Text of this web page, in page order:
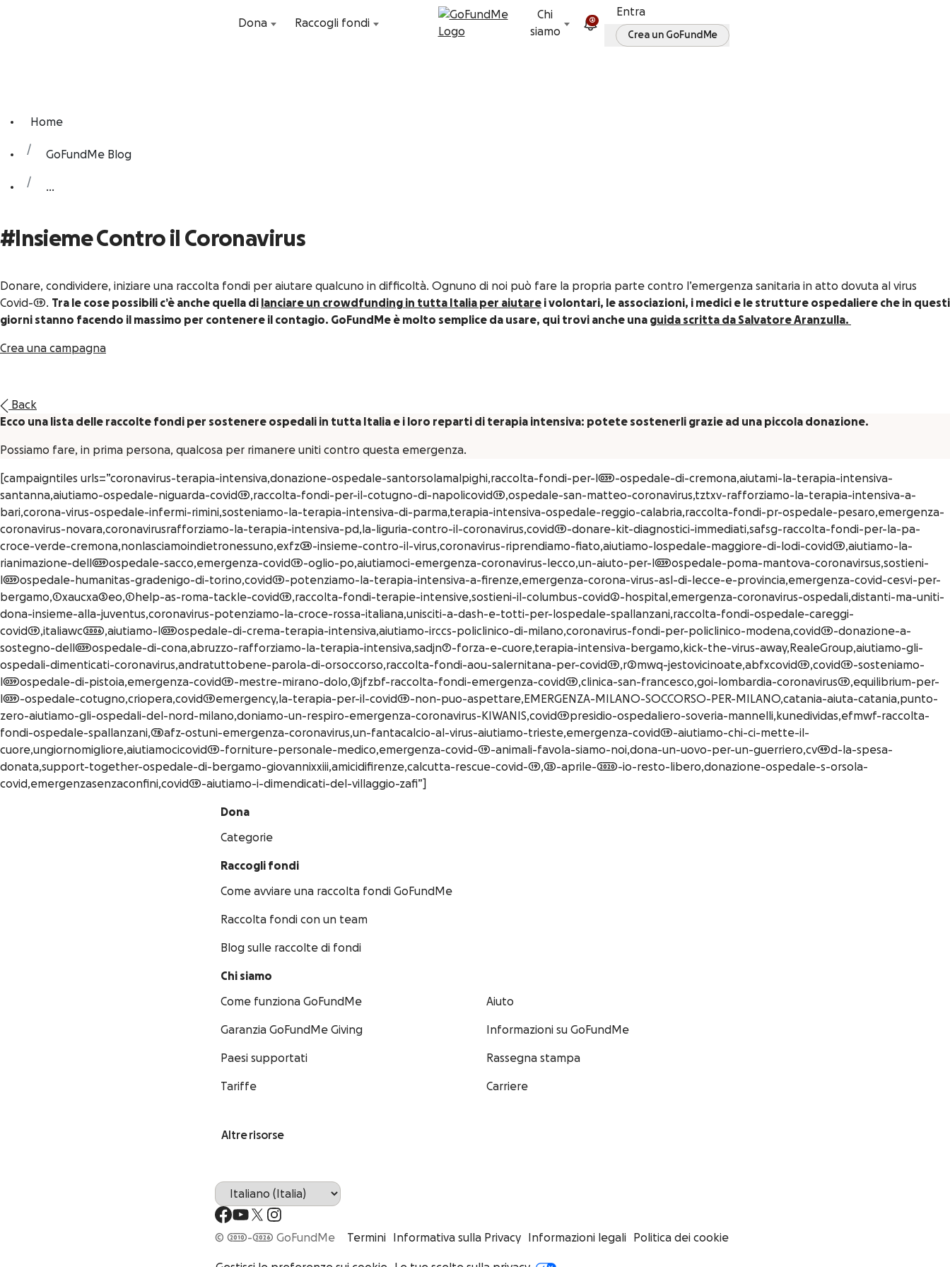
Vai al contenuto
Dona
Raccogli fondi
Chi
siamo
2
Entra
Crea un GoFundMe
Home
GoFundMe Blog
...
#Insieme Contro il Coronavirus
Donare, condividere, iniziare una raccolta fondi per aiutare qualcuno in difficoltà. Ognuno di noi può fare la propria parte contro l’emergenza sanitaria in atto dovuta al virus
Covid-19. Tra le cose possibili c’è anche quella di lanciare un crowdfunding in tutta Italia per aiutare i volontari, le associazioni, i medici e le strutture ospedaliere che in questi
giorni stanno facendo il massimo per contenere il contagio. GoFundMe è molto semplice da usare, qui trovi anche una guida scritta da Salvatore Aranzulla.
Crea una campagna
Back
Ecco una lista delle raccolte fondi per sostenere ospedali in tutta Italia e i loro reparti di terapia intensiva: potete sostenerli grazie ad una piccola donazione.
Possiamo fare, in prima persona, qualcosa per rimanere uniti contro questa emergenza.
[campaigntiles urls=”coronavirus-terapia-intensiva,donazione-ospedale-santorsolamalpighi,raccolta-fondi-per-l039-ospedale-di-cremona,aiutami-la-terapia-intensiva-
santanna,aiutiamo-ospedale-niguarda-covid19,raccolta-fondi-per-il-cotugno-di-napolicovid19,ospedale-san-matteo-coronavirus,tztxv-rafforziamo-la-terapia-intensiva-a-
bari,corona-virus-ospedale-infermi-rimini,sosteniamo-la-terapia-intensiva-di-parma,terapia-intensiva-ospedale-reggio-calabria,raccolta-fondi-pr-ospedale-pesaro,emergenza-
coronavirus-novara,coronavirusrafforziamo-la-terapia-intensiva-pd,la-liguria-contro-il-coronavirus,covid19-donare-kit-diagnostici-immediati,safsg-raccolta-fondi-per-la-pa-
croce-verde-cremona,nonlasciamoindietronessuno,exfz34-insieme-contro-il-virus,coronavirus-riprendiamo-fiato,aiutiamo-lospedale-maggiore-di-lodi-covid19,aiutiamo-la-
rianimazione-dell039ospedale-sacco,emergenza-covid19-oglio-po,aiutiamoci-emergenza-coronavirus-lecco,un-aiuto-per-l039ospedale-poma-mantova-coronavirsus,sostieni-
l039ospedale-humanitas-gradenigo-di-torino,covid19-potenziamo-la-terapia-intensiva-a-firenze,emergenza-corona-virus-asl-di-lecce-e-provincia,emergenza-covid-cesvi-per-
bergamo,1xaucxa3eo,1help-as-roma-tackle-covid19,raccolta-fondi-terapie-intensive,sostieni-il-columbus-covid2-hospital,emergenza-coronavirus-ospedali,distanti-ma-uniti-
dona-insieme-alla-juventus,coronavirus-potenziamo-la-croce-rossa-italiana,unisciti-a-dash-e-totti-per-lospedale-spallanzani,raccolta-fondi-ospedale-careggi-
covid19,italiawc2006,aiutiamo-l039ospedale-di-crema-terapia-intensiva,aiutiamo-irccs-policlinico-di-milano,coronavirus-fondi-per-policlinico-modena,covid19-donazione-a-
sostegno-dell039ospedale-di-cona,abruzzo-rafforziamo-la-terapia-intensiva,sadjn7-forza-e-cuore,terapia-intensiva-bergamo,kick-the-virus-away,RealeGroup,aiutiamo-gli-
ospedali-dimenticati-coronavirus,andratuttobene-parola-di-orsoccorso,raccolta-fondi-aou-salernitana-per-covid19,r2mwq-jestovicinoate,abfxcovid19,covid19-sosteniamo-
l039ospedale-di-pistoia,emergenza-covid19-mestre-mirano-dolo,3jfzbf-raccolta-fondi-emergenza-covid19,clinica-san-francesco,goi-lombardia-coronavirus19,equilibrium-per-
l039-ospedale-cotugno,criopera,covid19emergency,la-terapia-per-il-covid19-non-puo-aspettare,EMERGENZA-MILANO-SOCCORSO-PER-MILANO,catania-aiuta-catania,punto-
zero-aiutiamo-gli-ospedali-del-nord-milano,doniamo-un-respiro-emergenza-coronavirus-KIWANIS,covid19presidio-ospedaliero-soveria-mannelli,kunedividas,efmwf-raccolta-
fondi-ospedale-spallanzani,78afz-ostuni-emergenza-coronavirus,un-fantacalcio-al-virus-aiutiamo-trieste,emergenza-covid19-aiutiamo-chi-ci-mette-il-
cuore,ungiornomigliore,aiutiamocicovid19-forniture-personale-medico,emergenza-covid-19-animali-favola-siamo-noi,dona-un-uovo-per-un-guerriero,cv49d-la-spesa-
donata,support-together-ospedale-di-bergamo-giovannixxiii,amicidifirenze,calcutta-rescue-covid-19,25-aprile-2020-io-resto-libero,donazione-ospedale-s-orsola-
covid,emergenzasenzaconfini,covid19-aiutiamo-i-dimendicati-del-villaggio-zafi”]
Dona
Categorie
Raccogli fondi
Come avviare una raccolta fondi GoFundMe
Raccolta fondi con un team
Blog sulle raccolte di fondi
Chi siamo
Come funziona GoFundMe
Garanzia GoFundMe Giving
Paesi supportati
Tariffe
Aiuto
Informazioni su GoFundMe
Rassegna stampa
Carriere
Altre risorse
© 2010-2026 GoFundMe Termini Informativa sulla Privacy Informazioni legali Politica dei cookie